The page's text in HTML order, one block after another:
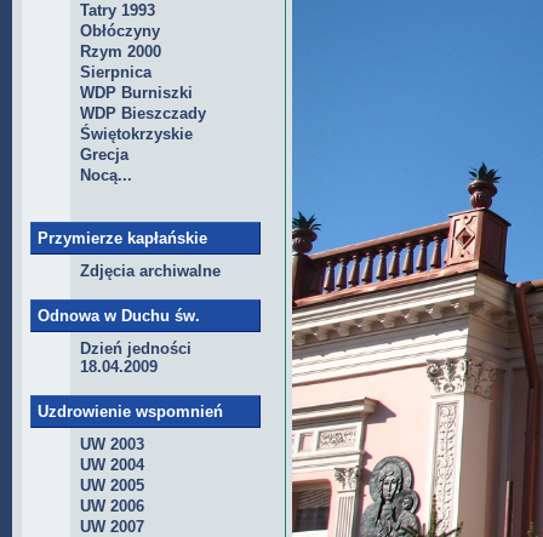
Tatry 1993
Obłóczyny
Rzym 2000
Sierpnica
WDP Burniszki
WDP Bieszczady
Świętokrzyskie
Grecja
Nocą...
Przymierze kapłańskie
Zdjęcia archiwalne
Odnowa w Duchu św.
Dzień jedności
18.04.2009
Uzdrowienie wspomnień
UW 2003
UW 2004
UW 2005
UW 2006
UW 2007